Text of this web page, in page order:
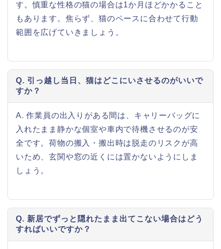
す。慎重な性格の猫の場合は1か月ほどかかること
もあります。焦らず、猫のペースに合わせて行動
範囲を広げていきましょう。
Q. 引っ越し当日、猫はどこにいさせるのがいいで
すか？
A. 作業員の出入りがある間は、キャリーバッグに
入れたまま静かな個室や車内で待機させるのが安
全です。荷物の搬入・搬出時は脱走のリスクが高
いため、玄関や窓の近くには置かないようにしま
しょう。
Q. 新居でずっと隠れたまま出てこない場合はどう
すればいいですか？